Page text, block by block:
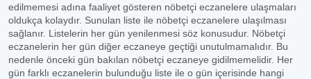
edilmemesi adına faaliyet gösteren nöbetçi eczanelere ulaşmaları
oldukça kolaydır. Sunulan liste ile nöbetçi eczanelere ulaşılması
sağlanır. Listelerin her gün yenilenmesi söz konusudur. Nöbetçi
eczanelerin her gün diğer eczaneye geçtiği unutulmamalıdır. Bu
nedenle önceki gün bakılan nöbetçi eczaneye gidilmemelidir. Her
gün farklı eczanelerin bulunduğu liste ile o gün içerisinde hangi